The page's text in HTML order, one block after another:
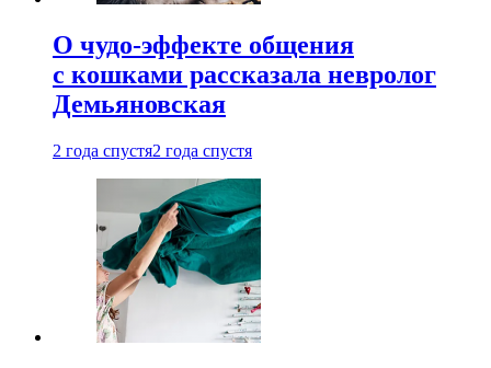
О чудо-эффекте общения
с кошками рассказала невролог
Демьяновская
2 года спустя2 года спустя